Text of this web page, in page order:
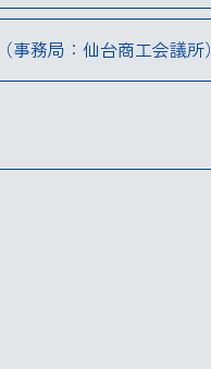
務局：仙台商工会議所）